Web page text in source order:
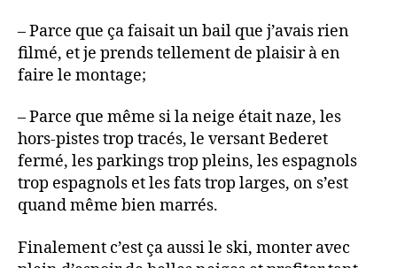
– Parce que ça faisait un bail que j’avais rien
filmé, et je prends tellement de plaisir à en
faire le montage;
– Parce que même si la neige était naze, les
hors-pistes trop tracés, le versant Bederet
fermé, les parkings trop pleins, les espagnols
trop espagnols et les fats trop larges, on s’est
quand même bien marrés.
Finalement c’est ça aussi le ski, monter avec